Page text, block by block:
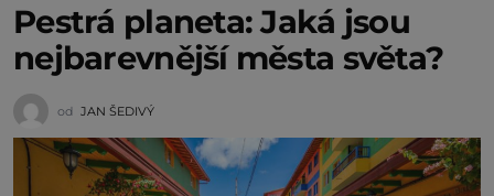
Pestrá planeta: Jaká jsou
nejbarevnější města světa?
od JAN ŠEDIVÝ